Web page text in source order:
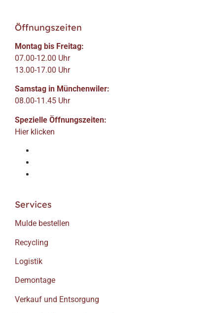
Öffnungszeiten
Montag bis Freitag:
07.00-12.00 Uhr
13.00-17.00 Uhr
Samstag in Münchenwiler:
08.00-11.45 Uhr
Spezielle Öffnungszeiten:
Hier klicken
Services
Mulde bestellen
Recycling
Logistik
Demontage
Verkauf und Entsorgung